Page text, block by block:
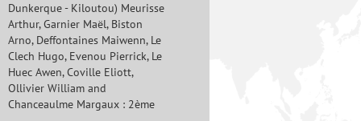
Dunkerque - Kiloutou) Meurisse
Arthur, Garnier Maël, Biston
Arno, Deffontaines Maiwenn, Le
Clech Hugo, Evenou Pierrick, Le
Huec Awen, Coville Eliott,
Ollivier William and
Chanceaulme Margaux : 2ème